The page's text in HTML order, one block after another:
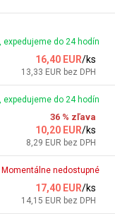
16,40 EUR/ks
13,33 EUR bez DPH
expedujeme do 24 hodín
36 % zľava
10,20 EUR/ks
8,29 EUR bez DPH
expedujeme do 24 hodín
17,40 EUR/ks
14,15 EUR bez DPH
Momentálne nedostupné